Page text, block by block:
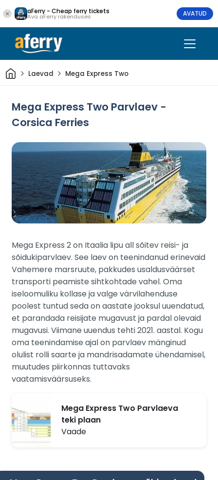
aFerry - Cheap ferry tickets
Ava aFerry rakenduses AVATUD
Avaleht
Laevad Mega Express Two
Mega Express Two Parvlaev -
Corsica Ferries
Mega Express 2 on Itaalia lipu all sõitev reisi- ja
sõidukiparvlaev. See laev on teenindanud erinevaid
Vahemere marsruute, pakkudes usaldusväärset
transporti peamiste sihtkohtade vahel. Oma
iseloomuliku kollase ja valge värvilahenduse
poolest tuntud seda on aastate jooksul uuendatud,
et parandada reisijate mugavust ja pardal olevaid
mugavusi. Viimane uuendus tehti 2021. aastal. Kogu
oma teenindamise ajal on parvlaev mänginud
olulist rolli saarte ja mandrisadamate ühendamisel,
muutudes piirkonnas tuttavaks
vaatamisväärsuseks.
Mega Express Two Parvlaeva
teki plaan
Vaade